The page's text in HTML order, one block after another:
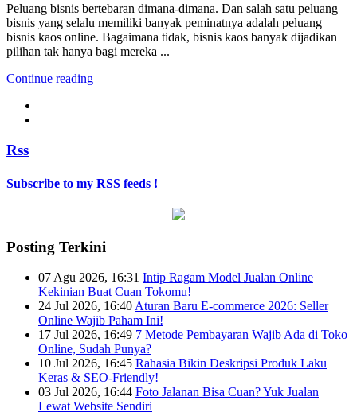
Kaos
Online
Peluang bisnis bertebaran dimana-dimana. Dan salah satu peluang
bisnis yang selalu memiliki banyak peminatnya adalah peluang
bisnis kaos online. Bagaimana tidak, bisnis kaos banyak dijadikan
pilihan tak hanya bagi mereka ...
Continue reading
Rss
Subscribe to my RSS feeds !
Posting Terkini
07 Agu 2026, 16:31 Intip Ragam Model Jualan Online
Kekinian Buat Cuan Tokomu!
24 Jul 2026, 16:40 Aturan Baru E-commerce 2026: Seller
Online Wajib Paham Ini!
17 Jul 2026, 16:49 7 Metode Pembayaran Wajib Ada di Toko
Online, Sudah Punya?
10 Jul 2026, 16:45 Rahasia Bikin Deskripsi Produk Laku
Keras & SEO-Friendly!
03 Jul 2026, 16:44 Foto Jalanan Bisa Cuan? Yuk Jualan
Lewat Website Sendiri